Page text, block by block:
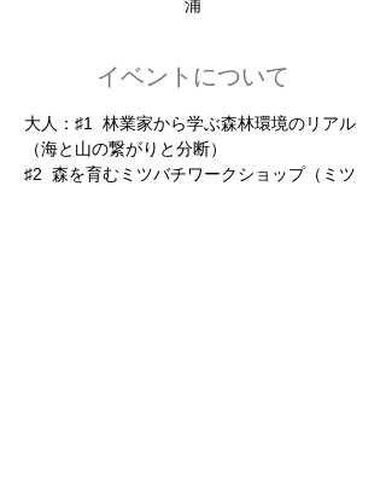
浦
イベントについて
大人：♯1  林業家から学ぶ森林環境のリアル
（海と山の繋がりと分断）
♯2  森を育むミツバチワークショップ（ミツ